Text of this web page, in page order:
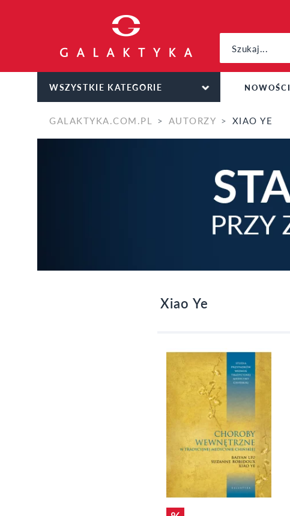
WSZYSTKIE KATEGORIE NOWOŚCI
GALAKTYKA.COM.PL AUTORZY XIAO YE
Xiao Ye